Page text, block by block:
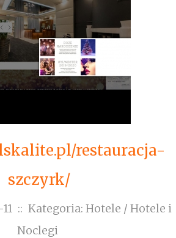
restauracja-
szczyrk/
:: Kategoria: Hotele / Hotele i
Noclegi